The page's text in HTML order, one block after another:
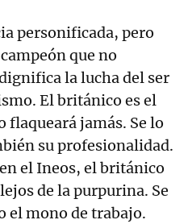
personificada, pero
que no
la lucha del ser
El británico es el
flaqueará jamás. Se lo
su profesionalidad.
el Ineos, el británico
de la purpurina. Se
el mono de trabajo.